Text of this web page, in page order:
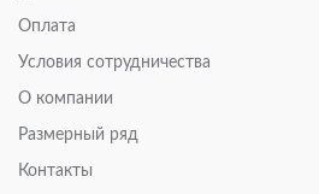
Оплата
Условия сотрудничества
О компании
Размерный ряд
Контакты